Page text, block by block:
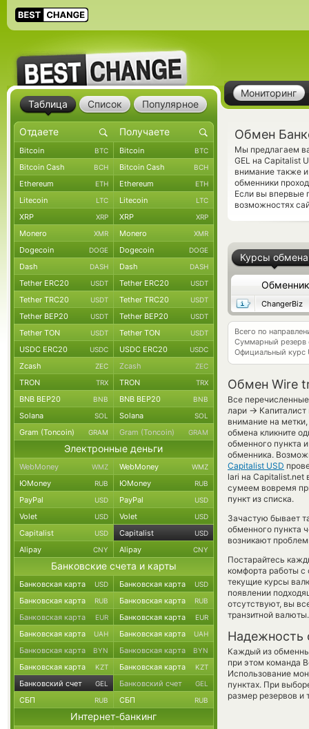
Мониторинг
Обмен
Мы предлагаем
GEL на Capitalist
внимание также
обменники
Если вы впервые
возможностях
Курсы обмена
Обменник
ChangerBiz
Всего по
Суммарный резерв
Официальный курс
Обмен Wire
Все
лари →
внимание на
обмена кликните
обменного пункта
обменника.
Capitalist USD
lari на
сумеем вовремя
пункт из списка.
Зачастую бывает
обменного пункта
возникают
Постарайтесь
комфорта работы
текущие курсы
появлении
отсутствуют, вы
транзитной валюты.
Надежность
Каждый из
при этом команда
Использование
пунктах. При
размер резервов и
Таблица Список Популярное
Bitcoin BTC Bitcoin BTC
Bitcoin Cash BCH Bitcoin Cash BCH
Ethereum ETH Ethereum ETH
Litecoin LTC Litecoin LTC
XRP XRP XRP XRP
Monero XMR Monero XMR
Dogecoin DOGE Dogecoin DOGE
Dash DASH Dash DASH
Tether ERC20 USDT Tether ERC20 USDT
Tether TRC20 USDT Tether TRC20 USDT
Tether BEP20 USDT Tether BEP20 USDT
Tether TON USDT Tether TON USDT
USDC ERC20 USDC USDC ERC20 USDC
Zcash ZEC Zcash ZEC
TRON TRX TRON TRX
BNB BEP20 BNB BNB BEP20 BNB
Solana SOL Solana SOL
Gram (Toncoin) GRAM Gram (Toncoin) GRAM
Электронные деньги
WebMoney WMZ WebMoney WMZ
ЮMoney RUB ЮMoney RUB
PayPal USD PayPal USD
Volet USD Volet USD
Capitalist USD Capitalist USD
Alipay CNY Alipay CNY
Банковские счета и карты
Банковская карта USD Банковская карта USD
Банковская карта RUB Банковская карта RUB
Банковская карта EUR Банковская карта EUR
Банковская карта UAH Банковская карта UAH
Банковская карта BYN Банковская карта BYN
Банковская карта KZT Банковская карта KZT
Банковский счет GEL Банковский счет GEL
СБП RUB СБП RUB
Интернет-банкинг